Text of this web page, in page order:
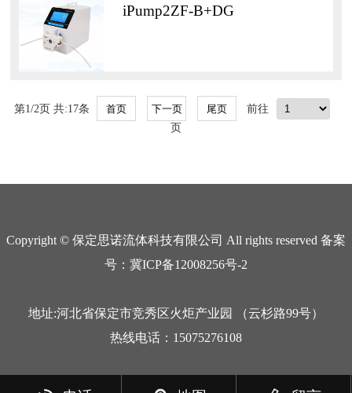
iPump2ZF-B+DG
第1/2页 共:17条
前往
页
Copyright © 保定思诺流体科技有限公司 All rights reserved 备案
号：冀ICP备12008256号-2
地址:河北省保定市竞秀区火炬产业园 （云杉路99号）
热线电话：15075276108